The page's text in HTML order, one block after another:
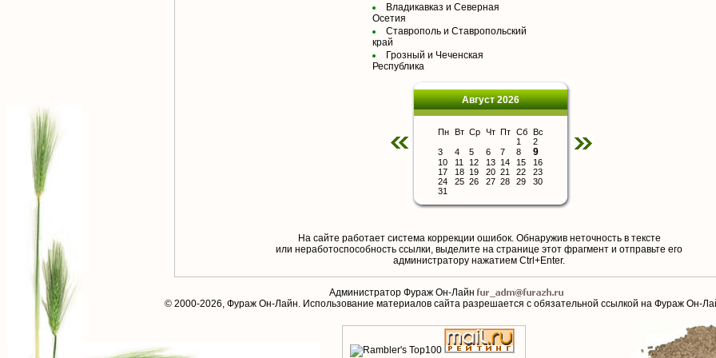
Владикавказ и Северная
Осетия
Ставрополь и Ставропольский
край
Грозный и Чеченская
Республика
Август 2026
Пн Вт Ср Чт Пт Сб
Вс
1
2
3
4 5 6 7 8 9
10 11 12 13 14 15
16
17
18 19 20 21 22
23
24
25 26 27 28 29
30
31
На сайте работает система коррекции ошибок. Обнаружив неточность в тексте
или неработоспособность ссылки, выделите на странице этот фрагмент и отправьте его
aдминистратору нажатием Ctrl+Enter.
Администратор Фураж Он-Лайн
© 2000-2026, Фураж Он-Лайн. Использование материалов сайта разрешается с обязательной ссылкой на Фураж Он-